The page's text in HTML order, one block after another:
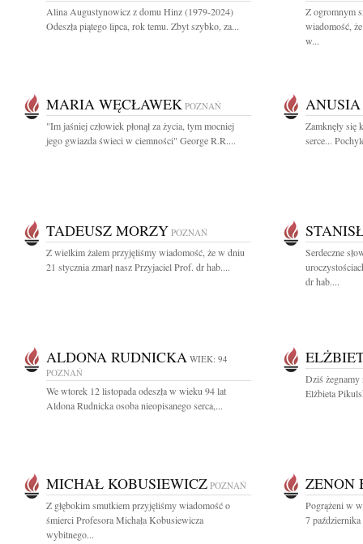
Alina Augustynowicz z domu Hinz (1979-2024)
Odeszła piątego lipca, rok temu. Zbyt szybko, za...
Z ogromnym
wiadomość,
w...
MARIA WĘCŁAWEK POZNAŃ
"Im jaśniej człowiek płonął za życia, tym mocniej
jego gwiazda świeci w ciemności" George R.R....
ANUSIA
Zamknęły się
serce...
TADEUSZ MORZY POZNAŃ
Z wielkim żalem przyjęliśmy wiadomość, że w dniu
21 stycznia zmarł nasz Przyjaciel Prof. dr hab....
Serdeczne
dr hab....
ALDONA RUDNICKA WIEK: 94
POZNAŃ
We wtorek 12 listopada odeszła w wieku 94 lat
Aldona Rudnicka osoba nieopisanego serca,...
Dziś żegnamy
Elżbieta
MICHAŁ KOBUSIEWICZ POZNAŃ
Z głębokim smutkiem przyjęliśmy wiadomość o
śmierci Profesora Michała Kobusiewicza
wybitnego...
ZENON
Pogrążeni w
7